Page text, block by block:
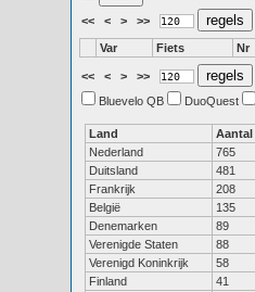
<< < > >>
Var Fiets Nr
<< < > >>
Bluevelo QB
DuoQuest
Land Aantal
Nederland
765
Duitsland
481
Frankrijk
208
België
135
Denemarken
89
Verenigde Staten
88
Verenigd Koninkrijk
58
Finland
41